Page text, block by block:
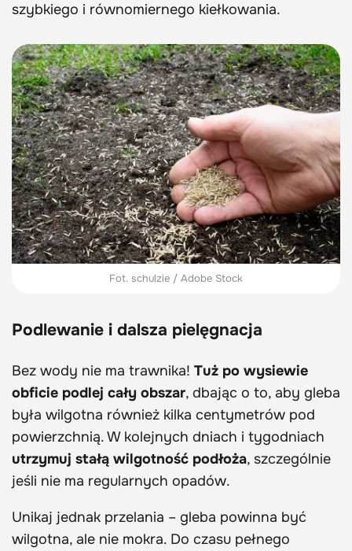
szybkiego i równomiernego kiełkowania.
Fot. schulzie / Adobe Stock
Podlewanie i dalsza pielęgnacja
Bez wody nie ma trawnika! Tuż po wysiewie
obficie podlej cały obszar, dbając o to, aby gleba
była wilgotna również kilka centymetrów pod
powierzchnią. W kolejnych dniach i tygodniach
utrzymuj stałą wilgotność podłoża, szczególnie
jeśli nie ma regularnych opadów.
Unikaj jednak przelania – gleba powinna być
wilgotna, ale nie mokra. Do czasu pełnego